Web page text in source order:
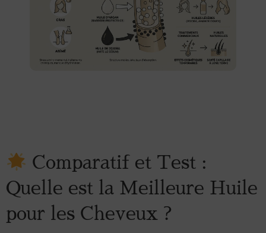
Comparatif et Test :
Quelle est la Meilleure Huile
pour les Cheveux ?